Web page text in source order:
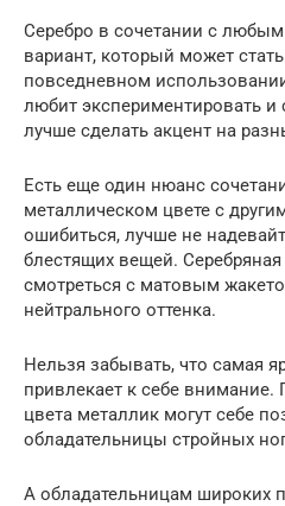
Серебро в сочетании с
вариант, который может
повседневном
любит экспериментировать и
лучше сделать акцент на
Есть еще один нюанс
металлическом цвете с
ошибиться, лучше не
блестящих вещей.
смотреться с матовым
нейтрального оттенка.
Нельзя забывать, что самая
привлекает к себе
цвета металлик могут себе
обладательницы стройных
А обладательницам широких